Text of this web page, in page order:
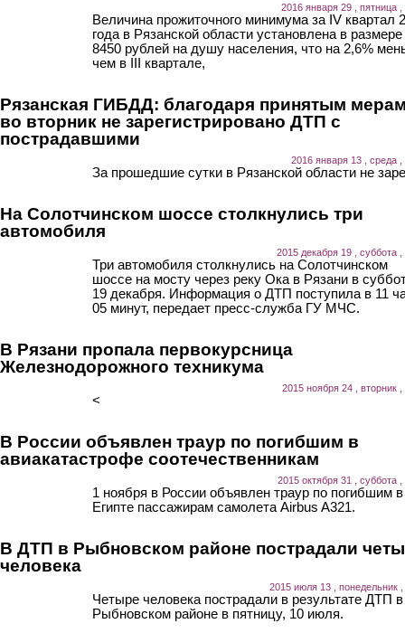
2016 января 29 , пятница ,
Величина прожиточного минимума за IV квартал
года в Рязанской области установлена в размере
8450 рублей на душу населения, что на 2,6%
чем в III квартале,
Рязанская ГИБДД: благодаря принятым
во вторник не зарегистрировано ДТП с
пострадавшими
2016 января 13 , среда ,
За прошедшие сутки в Рязанской области не
На Солотчинском шоссе столкнулись три
автомобиля
2015 декабря 19 , суббота ,
Три автомобиля столкнулись на Солотчинском
шоссе на мосту через реку Ока в Рязани в
19 декабря. Информация о ДТП поступила в 11
05 минут, передает пресс-служба ГУ МЧС.
В Рязани пропала первокурсница
Железнодорожного техникума
2015 ноября 24 , вторник ,
<
В России объявлен траур по погибшим в
авиакатастрофе соотечественникам
2015 октября 31 , суббота ,
1 ноября в России объявлен траур по погибшим в
Египте пассажирам самолета Airbus A321.
В ДТП в Рыбновском районе пострадали
человека
2015 июля 13 , понедельник ,
Четыре человека пострадали в результате ДТП в
Рыбновском районе в пятницу, 10 июля.